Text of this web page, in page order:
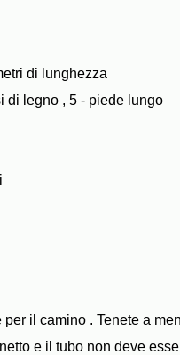
di lunghezza
di legno , 5 - piede lungo
il camino . Tenete a
e il tubo non deve